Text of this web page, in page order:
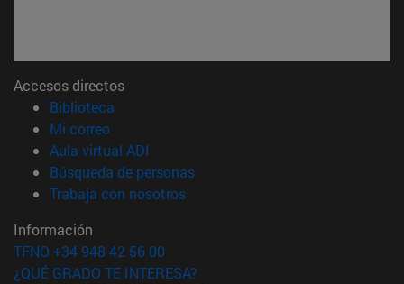
Accesos directos
Biblioteca
Mi correo(abre en nueva ventana)
Aula virtual ADI
Búsqueda de personas(abre en nueva ventana)
Trabaja con nosotros(abre en nueva ventana)
Información
TFNO +34 948 42 56 00
¿QUÉ GRADO TE INTERESA?